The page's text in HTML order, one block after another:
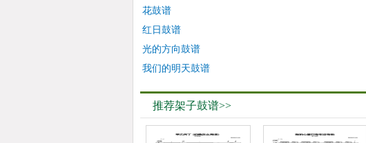
花鼓谱
红日鼓谱
光的方向鼓谱
我们的明天鼓谱
推荐架子鼓谱>>